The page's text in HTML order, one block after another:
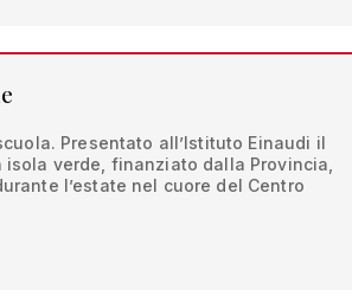
Presentato all’Istituto Einaudi il
verde, finanziato dalla Provincia,
l’estate nel cuore del Centro